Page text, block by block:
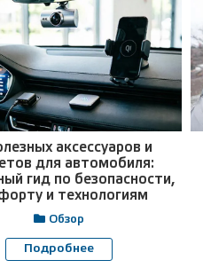
аксессуаров и
для автомобиля:
гид по безопасности,
и технологиям
Обзор
Подробнее